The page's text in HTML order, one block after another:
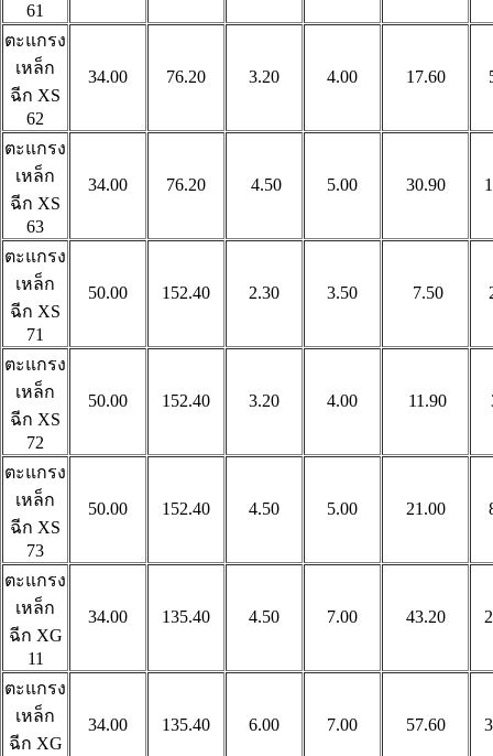
61
ตะแกรง
เหล็ก
ฉีก XS
62
34.00 76.20 3.20 4.00 17.60
ตะแกรง
เหล็ก
ฉีก XS
63
34.00 76.20 4.50 5.00 30.90
ตะแกรง
เหล็ก
ฉีก XS
71
50.00 152.40 2.30 3.50 7.50
ตะแกรง
เหล็ก
ฉีก XS
72
50.00 152.40 3.20 4.00 11.90
ตะแกรง
เหล็ก
ฉีก XS
73
50.00 152.40 4.50 5.00 21.00
ตะแกรง
เหล็ก
ฉีก XG
11
34.00 135.40 4.50 7.00 43.20
ตะแกรง
เหล็ก
ฉีก XG
34.00 135.40 6.00 7.00 57.60